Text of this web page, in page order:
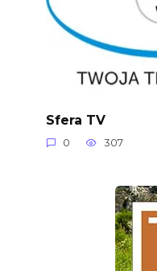
Sfera TV
0 307